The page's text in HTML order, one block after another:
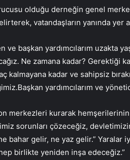
olduğu derneğin genel
vatandaşların yanında yer
ve başkan yardımcılarım uzakta
Ne zamana kadar? Gerektiği
aç kalmayana kadar ve sahipsiz
yardımcılarım ve
merkezleri kurarak
sorunları çözeceğiz,
bahar gelir, ne yaz gelir.” Yaralar
hep birlikte yeniden inşa edeceğiz.”